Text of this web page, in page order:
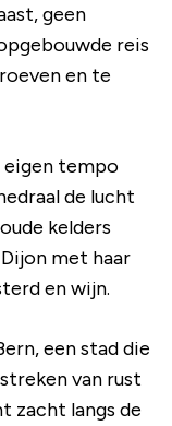
geen
reis
en te
tempo
de lucht
kelders
met haar
en wijn.
een stad die
van rust
zacht langs de